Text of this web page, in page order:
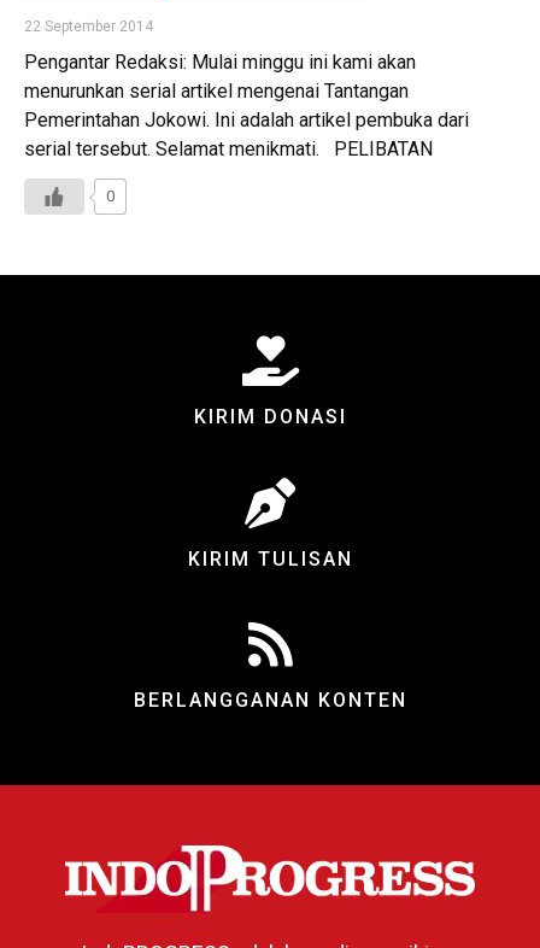
22 September 2014
Pengantar Redaksi: Mulai minggu ini kami akan
menurunkan serial artikel mengenai Tantangan
Pemerintahan Jokowi. Ini adalah artikel pembuka dari
serial tersebut. Selamat menikmati. PELIBATAN
0
KIRIM DONASI
KIRIM TULISAN
BERLANGGANAN KONTEN